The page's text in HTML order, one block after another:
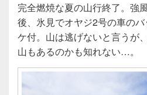
完全燃焼な夏の山行終了。強
後、氷見でオヤジ2号の車の
ケ付。山は逃げないと言うが
山もあるのかも知れない…。